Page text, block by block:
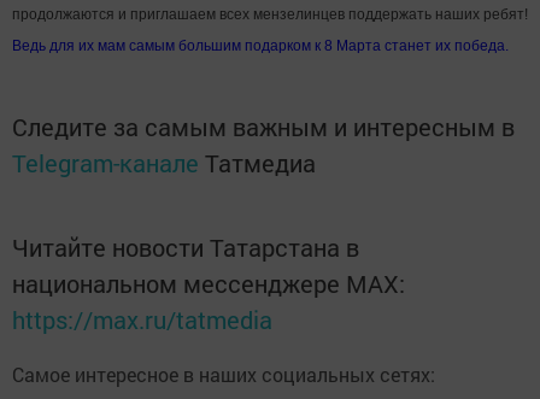
продолжаются и приглашаем всех мензелинцев поддержать наших ребят!
Ведь для их мам самым большим подарком к 8 Марта станет их победа.
Следите за самым важным и интересным в
Telegram-канале Татмедиа
Читайте новости Татарстана в
национальном мессенджере MАХ:
https://max.ru/tatmedia
Самое интересное в наших социальных сетях: